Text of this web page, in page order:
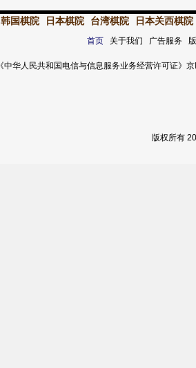
韩国棋院 日本棋院 台湾棋院 日本关西棋院
首页关于我们 广告服务
《中华人民共和国电信与信息服务业务经营许可证
版权所有